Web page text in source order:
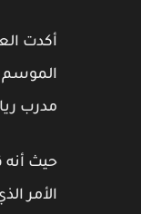
أكدت
مدرب ريال
حيث أنه
الأمر